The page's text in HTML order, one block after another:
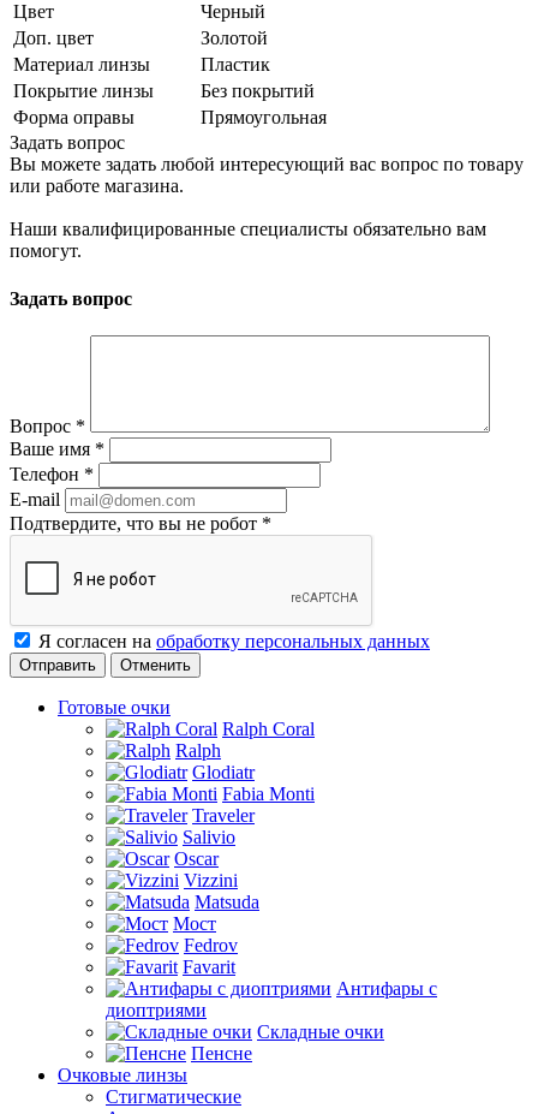
Цвет
Черный
Доп. цвет
Золотой
Материал линзы
Пластик
Покрытие линзы
Без покрытий
Форма оправы
Прямоугольная
Задать вопрос
Вы можете задать любой интересующий вас вопрос по товару
или работе магазина.
Наши квалифицированные специалисты обязательно вам
помогут.
Задать вопрос
Вопрос *
Ваше имя *
Телефон *
E-mail
Подтвердите, что вы не робот *
Я согласен на обработку персональных данных
Отменить
Готовые очки
Ralph Coral
Ralph
Glodiatr
Fabia Monti
Traveler
Salivio
Oscar
Vizzini
Matsuda
Мост
Fedrov
Favarit
Антифары с
диоптриями
Складные очки
Пенсне
Очковые линзы
Стигматические